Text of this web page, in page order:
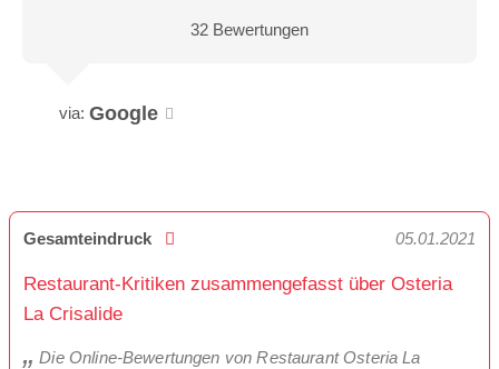
32 Bewertungen
via: Google
Gesamteindruck 05.01.2021
Restaurant-Kritiken zusammengefasst über Osteria
La Crisalide
Die Online-Bewertungen von Restaurant Osteria La